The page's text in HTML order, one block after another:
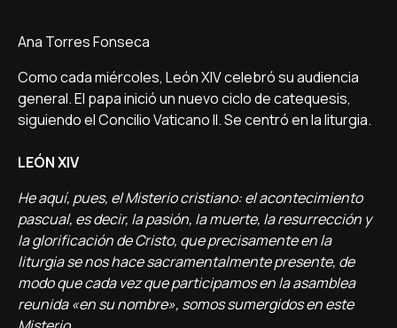
Ana Torres Fonseca
Como cada miércoles, León XIV celebró su audiencia
general. El papa inició un nuevo ciclo de catequesis,
siguiendo el Concilio Vaticano II. Se centró en la liturgia.
LEÓN XIV
He aquí, pues, el Misterio cristiano: el acontecimiento
pascual, es decir, la pasión, la muerte, la resurrección y
la glorificación de Cristo, que precisamente en la
liturgia se nos hace sacramentalmente presente, de
modo que cada vez que participamos en la asamblea
reunida «en su nombre», somos sumergidos en este